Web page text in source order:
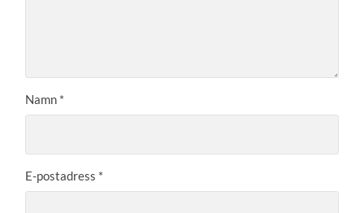
Namn *
E-postadress *